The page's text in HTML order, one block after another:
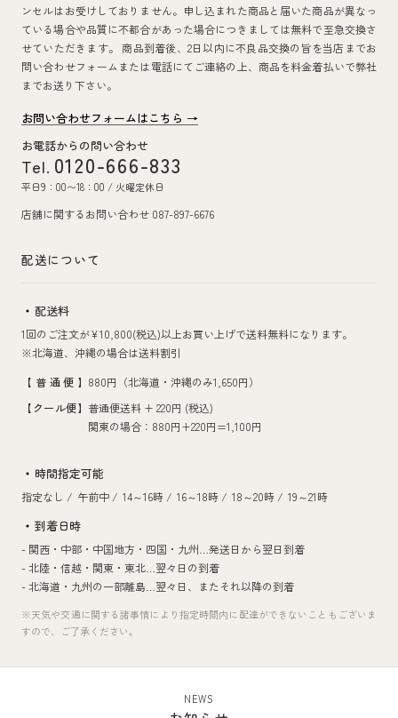
ンセルはお受けしておりません。申し込まれた商品と届いた商品が異なっ
ている場合や品質に不都合があった場合につきましては無料で至急交換さ
せていただきます。 商品到着後、2日以内に不良品交換の旨を当店までお
問い合わせフォームまたは電話にてご連絡の上、商品を料金着払いで弊社
までお送り下さい。
お問い合わせフォームはこちら →
お電話からの問い合わせ
Tel. 0120-666-833
平日9：00〜18：00 / 火曜定休日
店舗に関するお問い合わせ 087-897-6676
配送について
配送料
1回のご注文が¥10,800(税込)以上お買い上げで送料無料になります。
※北海道、沖縄の場合は送料割引
【普通便】 880円（北海道・沖縄のみ1,650円）
【クール便】 普通便送料 + 220円 (税込)
関東の場合：880円+220円=1,100円
時間指定可能
指定なし / 午前中 / 14～16時 / 16～18時 / 18～20時 / 19～21時
到着日時
- 関西・中部・中国地方・四国・九州… 発送日から翌日到着
- 北陸・信越・関東・東北… 翌々日の到着
- 北海道・九州の一部離島… 翌々日、またそれ以降の到着
※天気や交通に関する諸事情により指定時間内に配達ができないこともございま
すので、ご了承ください。
NEWS